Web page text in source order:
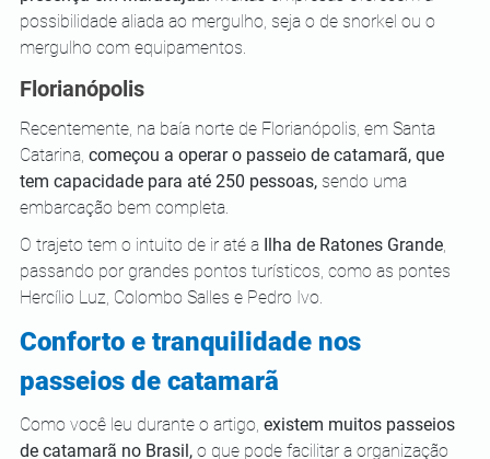
possibilidade aliada ao mergulho, seja o de snorkel ou o
mergulho com equipamentos.
Florianópolis
Recentemente, na baía norte de Florianópolis, em Santa
Catarina, começou a operar o passeio de catamarã, que
tem capacidade para até 250 pessoas, sendo uma
embarcação bem completa.
O trajeto tem o intuito de ir até a Ilha de Ratones Grande,
passando por grandes pontos turísticos, como as pontes
Hercílio Luz, Colombo Salles e Pedro Ivo.
Conforto e tranquilidade nos
passeios de catamarã
Como você leu durante o artigo, existem muitos passeios
de catamarã no Brasil, o que pode facilitar a organização